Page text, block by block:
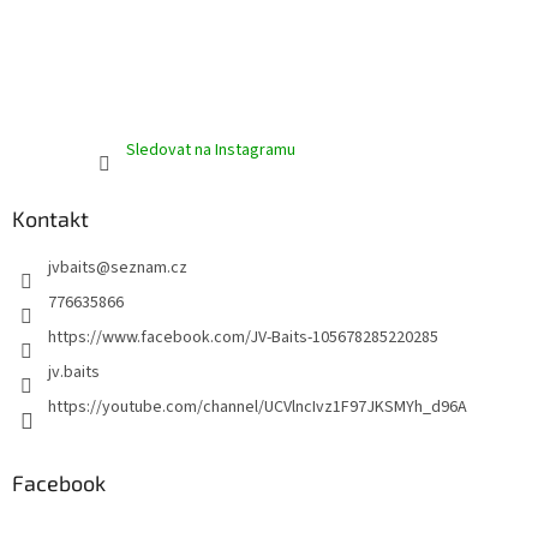
Sledovat na Instagramu
Kontakt
jvbaits@seznam.cz
776635866
https://www.facebook.com/JV-Baits-105678285220285
jv.baits
https://youtube.com/channel/UCVlncIvz1F97JKSMYh_d96A
Facebook